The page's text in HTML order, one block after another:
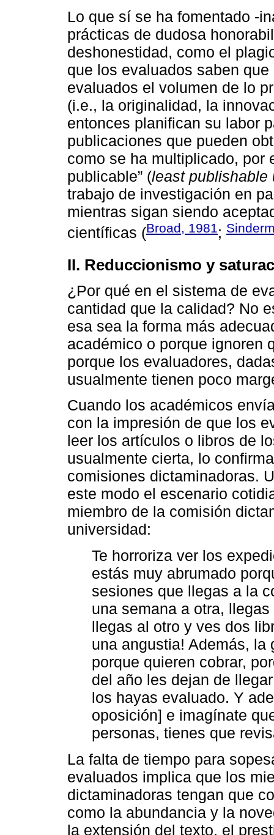
Lo que sí se ha fomentado -
prácticas de dudosa
deshonestidad, como el
que los evaluados saben
evaluados el volumen de lo
(i.e., la originalidad, la
entonces planifican su labor
publicaciones que pueden
como se ha multiplicado, por
publicable” (least publishable
trabajo de investigación en
mientras sigan siendo
científicas (Broad, 1981;
II. Reduccionismo y
¿Por qué en el sistema de
cantidad que la calidad? No
esa sea la forma más
académico o porque ignoren
porque los evaluadores,
usualmente tienen poco
Cuando los académicos
con la impresión de que los
leer los artículos o libros de
usualmente cierta, lo
comisiones dictaminadoras.
este modo el escenario
miembro de la comisión
universidad:
Te horroriza ver los
estás muy abrumado
sesiones que llegas a la
una semana a otra,
llegas al otro y ves dos
una angustia! Además, la
porque quieren cobrar,
del año les dejan de
los hayas evaluado. Y
oposición] e imagínate
personas, tienes que
La falta de tiempo para
evaluados implica que los
dictaminadoras tengan que
como la abundancia y la
la extensión del texto, el